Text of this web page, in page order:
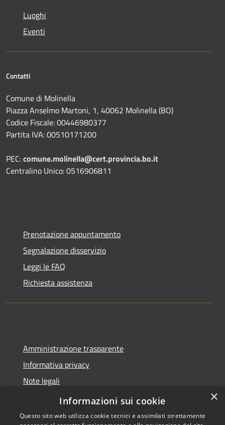
Luoghi
Eventi
Contatti
Comune di Molinella
Piazza Anselmo Martoni, 1, 40062 Molinella (BO)
Codice Fiscale: 00446980377
Partita IVA: 00510171200
PEC:comune.molinella@cert.provincia.bo.it
Centralino Unico: 0516906811
Prenotazione appuntamento
Segnalazione disservizio
Leggi le FAQ
Richiesta assistenza
Amministrazione trasparente
Informativa privacy
Note legali
Dichiarazione di accessibilità
×
Informazioni sui cookie
Questo sito web utilizza cookie tecnici e assimilati strettamente